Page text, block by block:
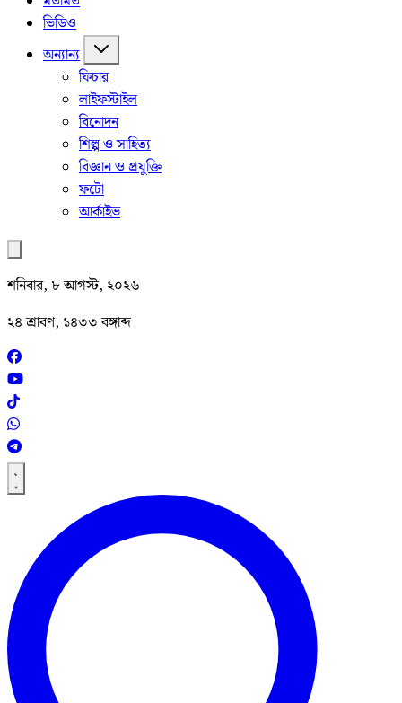
ভিডিও
অন্যান্য
ফিচার
লাইফস্টাইল
বিনোদন
শিল্প ও সাহিত্য
বিজ্ঞান ও প্রযুক্তি
ফটো
আর্কাইভ
শনিবার, ৮ আগস্ট, ২০২৬
২৪ শ্রাবণ, ১৪৩৩ বঙ্গাব্দ